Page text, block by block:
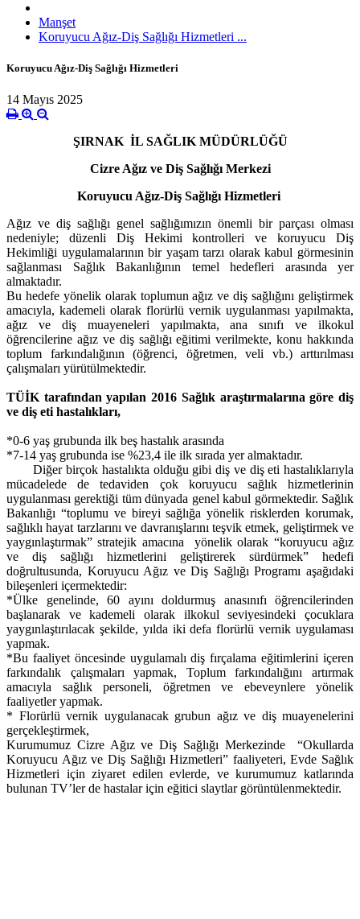
Manşet
Koruyucu Ağız-Diş Sağlığı Hizmetleri ...
Koruyucu Ağız-Diş Sağlığı Hizmetleri
14 Mayıs 2025
ŞIRNAK İL SAĞLIK MÜDÜRLÜĞÜ
Cizre Ağız ve Diş Sağlığı Merkezi
Koruyucu Ağız-Diş Sağlığı Hizmetleri
Ağız ve diş sağlığı genel sağlığımızın önemli bir parçası olması
nedeniyle; düzenli Diş Hekimi kontrolleri ve koruyucu Diş
Hekimliği uygulamalarının bir yaşam tarzı olarak kabul görmesinin
sağlanması Sağlık Bakanlığının temel hedefleri arasında yer
almaktadır.
Bu hedefe yönelik olarak toplumun ağız ve diş sağlığını geliştirmek
amacıyla, kademeli olarak florürlü vernik uygulanması yapılmakta,
ağız ve diş muayeneleri yapılmakta, ana sınıfı ve ilkokul
öğrencilerine ağız ve diş sağlığı eğitimi verilmekte, konu hakkında
toplum farkındalığının (öğrenci, öğretmen, veli vb.) arttırılması
çalışmaları yürütülmektedir.
TÜİK tarafından yapılan 2016 Sağlık araştırmalarına göre diş
ve diş eti hastalıkları,
*0-6 yaş grubunda ilk beş hastalık arasında
*7-14 yaş grubunda ise %23,4 ile ilk sırada yer almaktadır.
Diğer birçok hastalıkta olduğu gibi diş ve diş eti hastalıklarıyla
mücadelede de tedaviden çok koruyucu sağlık hizmetlerinin
uygulanması gerektiği tüm dünyada genel kabul görmektedir. Sağlık
Bakanlığı “toplumu ve bireyi sağlığa yönelik risklerden korumak,
sağlıklı hayat tarzlarını ve davranışlarını teşvik etmek, geliştirmek ve
yaygınlaştırmak” stratejik amacına yönelik olarak “koruyucu ağız
ve diş sağlığı hizmetlerini geliştirerek sürdürmek” hedefi
doğrultusunda, Koruyucu Ağız ve Diş Sağlığı Programı aşağıdaki
bileşenleri içermektedir:
*Ülke genelinde, 60 ayını doldurmuş anasınıfı öğrencilerinden
başlanarak ve kademeli olarak ilkokul seviyesindeki çocuklara
yaygınlaştırılacak şekilde, yılda iki defa florürlü vernik uygulaması
yapmak.
*Bu faaliyet öncesinde uygulamalı diş fırçalama eğitimlerini içeren
farkındalık çalışmaları yapmak, Toplum farkındalığını artırmak
amacıyla sağlık personeli, öğretmen ve ebeveynlere yönelik
faaliyetler yapmak.
* Florürlü vernik uygulanacak grubun ağız ve diş muayenelerini
gerçekleştirmek,
Kurumumuz Cizre Ağız ve Diş Sağlığı Merkezinde “Okullarda
Koruyucu Ağız ve Diş Sağlığı Hizmetleri” faaliyeteri, Evde Sağlık
Hizmetleri için ziyaret edilen evlerde, ve kurumumuz katlarında
bulunan TV’ler de hastalar için eğitici slaytlar görüntülenmektedir.